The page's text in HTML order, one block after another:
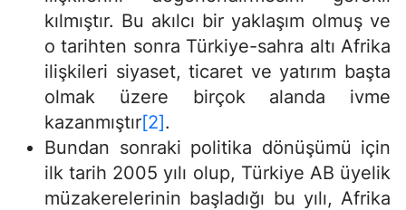
kılmıştır. Bu akılcı bir yaklaşım olmuş ve
o tarihten sonra Türkiye-sahra altı Afrika
ilişkileri siyaset, ticaret ve yatırım başta
olmak üzere birçok alanda ivme
kazanmıştır[2].
Bundan sonraki politika dönüşümü için
ilk tarih 2005 yılı olup, Türkiye AB üyelik
müzakerelerinin başladığı bu yılı, Afrika